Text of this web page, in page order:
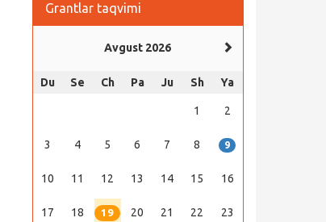
Grantlar taqvimi
Avgust 2026
Du Se Ch Pa Ju Sh Ya
1 2
3 4 5 6 7 8 9
10 11 12 13 14 15 16
17 18 19 20 21 22 23